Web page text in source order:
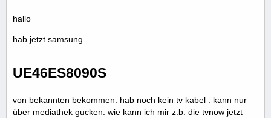
hallo
hab jetzt samsung
UE46ES8090S
von bekannten bekommen. hab noch kein tv kabel . kann nur
über mediathek gucken. wie kann ich mir z.b. die tvnow jetzt